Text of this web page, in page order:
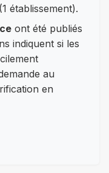
(1 établissement).
ont été publiés
indiquent si les
au
en